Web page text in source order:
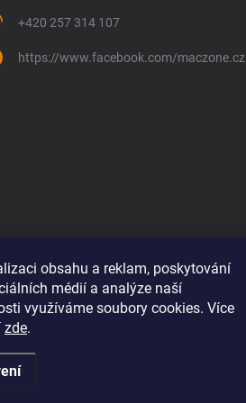
obsahu a reklam, poskytování
médií a analýze naší
využíváme soubory cookies. Více
zde.
+420 257 314 107
https://www.facebook.com/maczone.cz
Upravit nastavení cookies